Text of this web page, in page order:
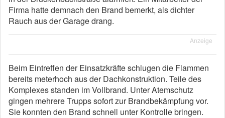
Firma hatte demnach den Brand bemerkt, als dichter
Rauch aus der Garage drang.
Anzeige
Beim Eintreffen der Einsatzkräfte schlugen die Flammen
bereits meterhoch aus der Dachkonstruktion. Teile des
Komplexes standen im Vollbrand. Unter Atemschutz
gingen mehrere Trupps sofort zur Brandbekämpfung vor.
Sie konnten den Brand schnell unter Kontrolle bringen.